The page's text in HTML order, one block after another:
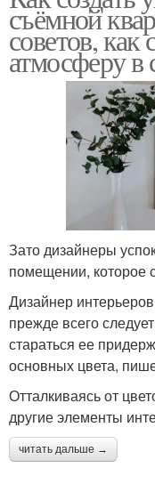
съёмной
советов,
атмосферу в
Зато дизайнеры
помещении, которое
Дизайнер
прежде всего
стараться ее
основных цвета,
Отталкиваясь от
другие элементы
читать дальше →